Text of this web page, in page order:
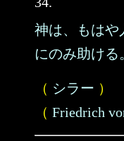
神は、もはや
にのみ助ける
（ シラー ）
（ Friedrich